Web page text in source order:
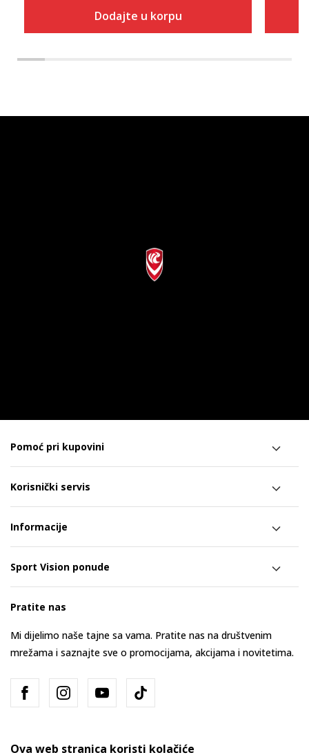
Dodajte u korpu
Pomoć pri kupovini
Korisnički servis
Informacije
Sport Vision ponude
Pratite nas
Mi dijelimo naše tajne sa vama. Pratite nas na društvenim
mrežama i saznajte sve o promocijama, akcijama i novitetima.
Ova web stranica koristi kolačiće